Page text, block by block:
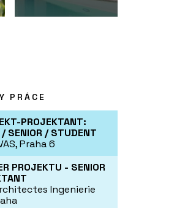
PRÁCE
PROJEKTANT:
SENIOR / STUDENT
Praha 6
PROJEKTU - SENIOR
Ingenierie